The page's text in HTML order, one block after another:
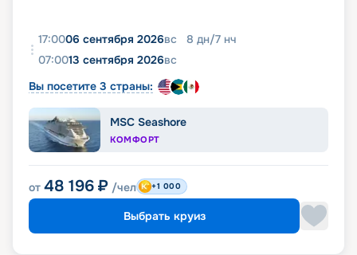
17:0006 сентября 2026вс 8 дн/7 нч
07:0013 сентября 2026вс
Вы посетите 3 страны:
MSC Seashore
КОМФОРТ
от 48 196 ₽ /чел +1 000
Выбрать круиз